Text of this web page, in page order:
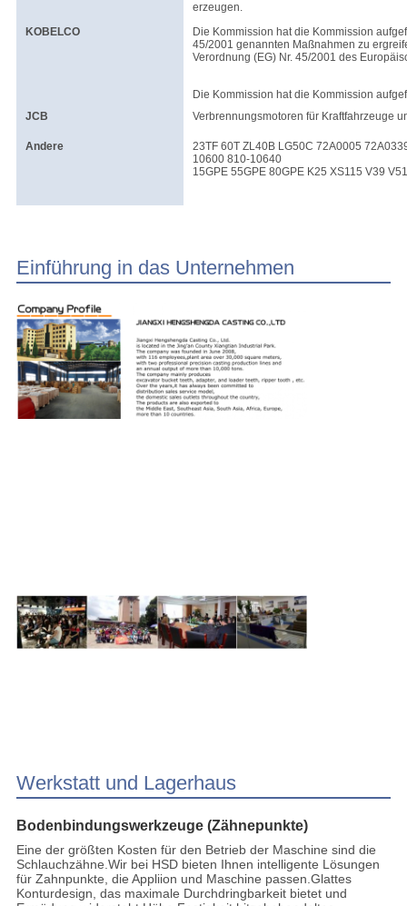
erzeugen.
KOBELCO
Die Kommission hat die Kommission
45/2001 genannten Maßnahmen zu
Verordnung (EG) Nr. 45/2001 des
Die Kommission hat die Kommission
JCB
Verbrennungsmotoren für Kraftfahrzeuge
Andere
23TF 60T ZL40B LG50C 72A0005
10600 810-10640
15GPE 55GPE 80GPE K25 XS115 V39
Einführung in das Unternehmen
Werkstatt und Lagerhaus
Bodenbindungswerkzeuge (Zähnepunkte)
Eine der größten Kosten für den Betrieb der Maschine sind die
Schlauchzähne.Wir bei HSD bieten Ihnen intelligente Lösungen
für Zahnpunkte, die Appliion und Maschine passen.Glattes
Konturdesign, das maximale Durchdringbarkeit bietet und